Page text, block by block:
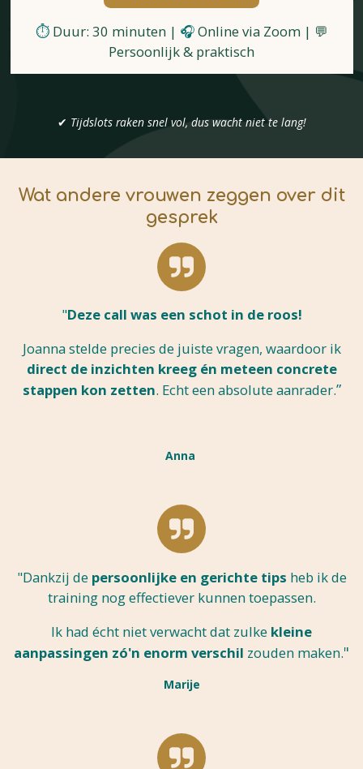
⏱️ Duur: 30 minuten | 🎧Online via Zoom | 💬
Persoonlijk & praktisch
✔ Tijdslots raken snel vol, dus wacht niet te lang!
Wat andere vrouwen zeggen over dit
gesprek
"Deze call was een schot in de roos!
Joanna stelde precies de juiste vragen, waardoor ik
direct de inzichten kreeg én meteen concrete
stappen kon zetten. Echt een absolute aanrader.”
Anna
"Dankzij de persoonlijke en gerichte tips heb ik de
training nog effectiever kunnen toepassen.
Ik had écht niet verwacht dat zulke kleine
aanpassingen zó'n enorm verschil zouden maken."
Marije